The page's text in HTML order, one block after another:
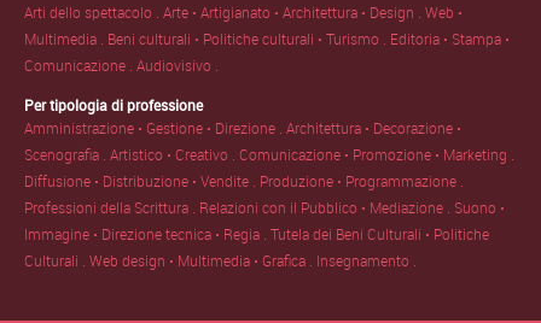
Arti dello spettacolo .Arte • Artigianato • Architettura • Design .Web •
Multimedia . Beni culturali • Politiche culturali • Turismo . Editoria • Stampa •
Comunicazione .Audiovisivo .
Per tipologia di professione
Amministrazione • Gestione • Direzione .Architettura • Decorazione •
Scenografia .Artistico • Creativo .Comunicazione • Promozione • Marketing .
Diffusione • Distribuzione • Vendite . Produzione • Programmazione .
Professioni della Scrittura . Relazioni con il Pubblico • Mediazione . Suono •
Immagine • Direzione tecnica • Regia .Tutela dei Beni Culturali • Politiche
Culturali .Web design • Multimedia • Grafica . Insegnamento .